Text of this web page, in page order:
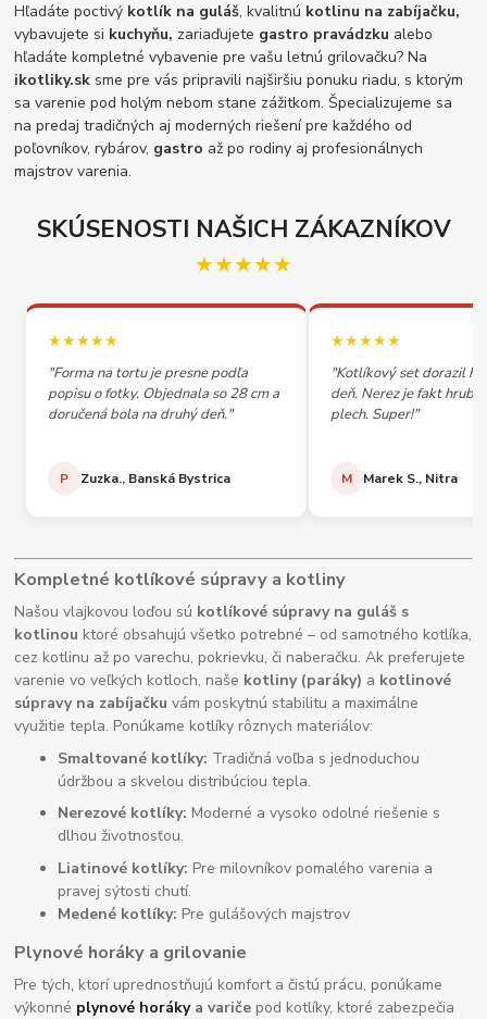
Hľadáte poctivý kotlík na guláš, kvalitnú kotlinu na zabíjačku,
vybavujete si kuchyňu, zariaďujete gastro pravádzku alebo
hľadáte kompletné vybavenie pre vašu letnú grilovačku? Na
ikotliky.sk sme pre vás pripravili najširšiu ponuku riadu, s ktorým
sa varenie pod holým nebom stane zážitkom. Špecializujeme sa
na predaj tradičných aj moderných riešení pre každého od
poľovníkov, rybárov, gastro až po rodiny aj profesionálnych
majstrov varenia.
SKÚSENOSTI NAŠICH ZÁKAZNÍKOV
★★★★★
★★★★★
"Forma na tortu je presne podľa
popisu o fotky. Objednala so 28 cm a
doručená bola na druhý deň."
P Zuzka., Banská Bystrica
★★★★★
"Kotlíkový set dorazil
deň. Nerez je fakt
plech. Super!"
M Marek S., Nitra
Kompletné kotlíkové súpravy a kotliny
Našou vlajkovou loďou sú kotlíkové súpravy na guláš s
kotlinou ktoré obsahujú všetko potrebné – od samotného kotlíka,
cez kotlinu až po varechu, pokrievku, či naberačku. Ak preferujete
varenie vo veľkých kotloch, naše kotliny (paráky) a kotlinové
súpravy na zabíjačku vám poskytnú stabilitu a maximálne
využitie tepla. Ponúkame kotlíky rôznych materiálov:
Smaltované kotlíky: Tradičná voľba s jednoduchou
údržbou a skvelou distribúciou tepla.
Nerezové kotlíky: Moderné a vysoko odolné riešenie s
dlhou životnosťou.
Liatinové kotlíky: Pre milovníkov pomalého varenia a
pravej sýtosti chutí.
Medené kotlíky: Pre gulášových majstrov
Plynové horáky a grilovanie
Pre tých, ktorí uprednostňujú komfort a čistú prácu, ponúkame
výkonné plynové horákya variče pod kotlíky, ktoré zabezpečia